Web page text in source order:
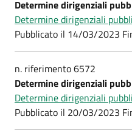
Determine dirigenziali
Determine dirigenziali
Pubblicato il 14/03/2023
n. riferimento 6572
Determine dirigenziali
Determine dirigenziali
Pubblicato il 20/03/2023